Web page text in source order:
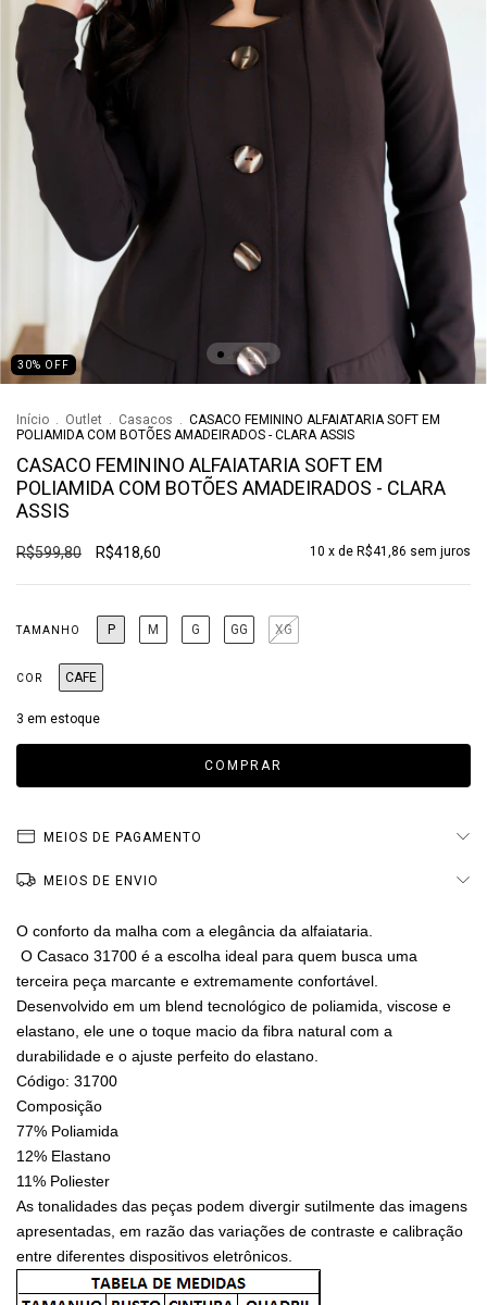
30% OFF
Início . Outlet . Casacos . CASACO FEMININO ALFAIATARIA SOFT EM
POLIAMIDA COM BOTÕES AMADEIRADOS - CLARA ASSIS
CASACO FEMININO ALFAIATARIA SOFT EM
POLIAMIDA COM BOTÕES AMADEIRADOS - CLARA
ASSIS
R$599,80 R$418,60 10 x de R$41,86 sem juros
TAMANHO P M G GG XG
COR CAFE
3 em estoque
MEIOS DE PAGAMENTO
MEIOS DE ENVIO
O conforto da malha com a elegância da alfaiataria.
O Casaco 31700 é a escolha ideal para quem busca uma
terceira peça marcante e extremamente confortável.
Desenvolvido em um blend tecnológico de poliamida, viscose e
elastano, ele une o toque macio da fibra natural com a
durabilidade e o ajuste perfeito do elastano.
Código: 31700
Composição
77% Poliamida
12% Elastano
11% Poliester
As tonalidades das peças podem divergir sutilmente das imagens
apresentadas, em razão das variações de contraste e calibração
entre diferentes dispositivos eletrônicos.